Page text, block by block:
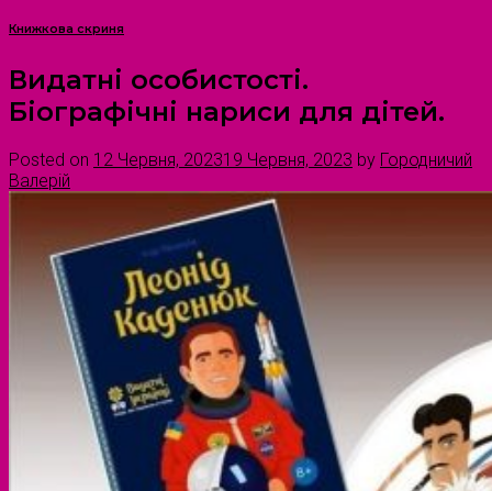
Книжкова скриня
Видатні особистості.
Біографічні нариси для дітей.
Posted on 12 Червня, 202319 Червня, 2023 by Городничий
Валерій